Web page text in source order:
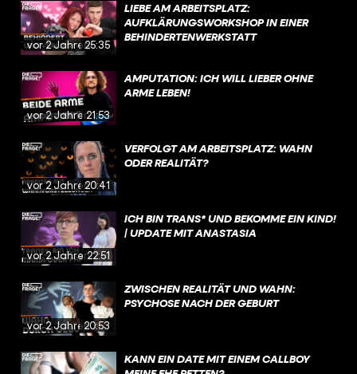
vor 2 Jahren25:35
LIEBE AM ARBEITSPLATZ:
AUFKLÄRUNGSWORKSHOP IN EINER
BEHINDERTENWERKSTATT
vor 2 Jahren21:53
AMPUTATION: ICH WILL LIEBER OHNE
ARME LEBEN!
vor 2 Jahren20:41
VERFOLGT AM ARBEITSPLATZ: WAHN
ODER REALITÄT?
vor 2 Jahren22:51
ICH BIN TRANS* UND BEKOMME EIN KIND!
| UPDATE MIT ANASTASIA
vor 2 Jahren20:53
ZWISCHEN REALITÄT UND WAHN:
PSYCHOSE NACH DER GEBURT
KANN EIN DATE MIT EINEM CALLBOY